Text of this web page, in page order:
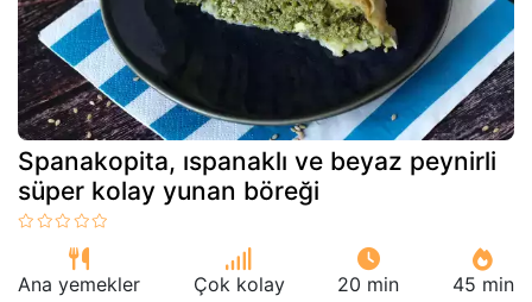
Spanakopita, ıspanaklı ve beyaz peynirli
süper kolay yunan böreği
Ana yemekler Çok kolay 20 min 45 min